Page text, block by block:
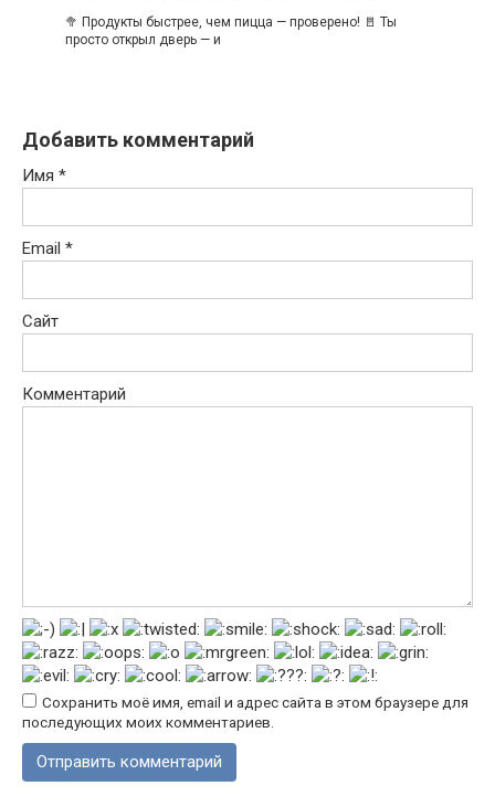
🥦 Продукты быстрее, чем пицца — проверено! 🚪 Ты
просто открыл дверь — и
Добавить комментарий
Имя *
Email *
Сайт
Комментарий
Сохранить моё имя, email и адрес сайта в этом браузере для
последующих моих комментариев.